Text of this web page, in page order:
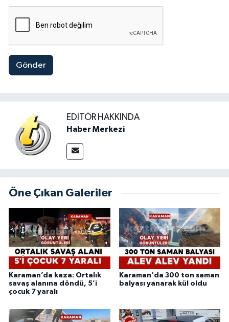
Gönder
EDITÖR HAKKINDA
Haber Merkezi
Öne Çıkan Galeriler
Karaman’da kaza: Ortalık
savaş alanına döndü, 5’i
çocuk 7 yaralı
Karaman'da 300 ton saman
balyası yanarak kül oldu